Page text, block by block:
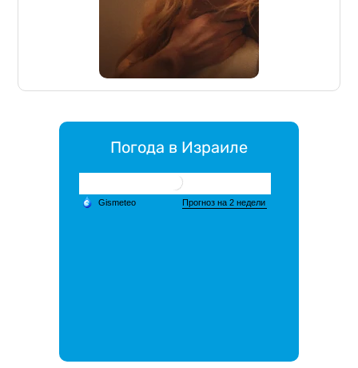
Погода в Израиле